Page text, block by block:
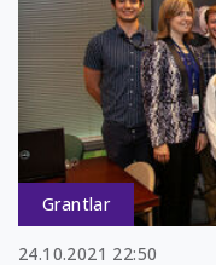
Grantlar
24.10.2021 22:50